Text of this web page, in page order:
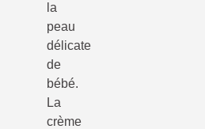
la
peau
délicate
de
bébé.
La
crème